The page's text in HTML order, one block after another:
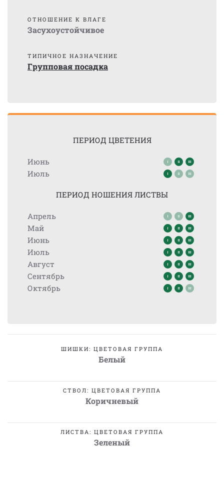
ОТНОШЕНИЕ К ВЛАГЕ
Засухоустойчивое
ТИПИЧНОЕ НАЗНАЧЕНИЕ
Групповая посадка
ПЕРИОД ЦВЕТЕНИЯ
Июнь
Июль
ПЕРИОД НОШЕНИЯ ЛИСТВЫ
Апрель
Май
Июнь
Июль
Август
Сентябрь
Октябрь
ШИШКИ: ЦВЕТОВАЯ ГРУППА
Белый
СТВОЛ: ЦВЕТОВАЯ ГРУППА
Коричневый
ЛИСТВА: ЦВЕТОВАЯ ГРУППА
Зеленый